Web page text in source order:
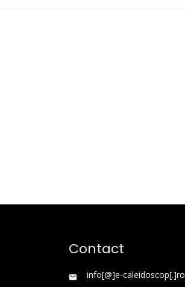
Contact
info[@]e-caleidoscop[.]ro